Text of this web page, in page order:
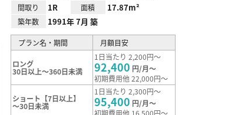
間取り 1R 面積 17.87m²
築年数 1991年 7月 築
プラン名・期間 月額目安
ロング
30日以上～360日未満
1日当たり 2,200円～
92,400 円/月～
初期費用他 22,000円～
ショート【7日以上】
～30日未満
1日当たり 2,300円～
95,400 円/月～
初期費用他 16,500円～